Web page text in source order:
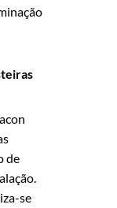
de
se